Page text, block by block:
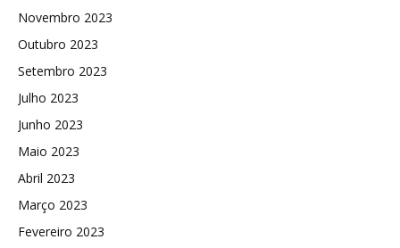
Novembro 2023
Outubro 2023
Setembro 2023
Julho 2023
Junho 2023
Maio 2023
Abril 2023
Março 2023
Fevereiro 2023